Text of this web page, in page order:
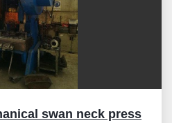
swan neck press